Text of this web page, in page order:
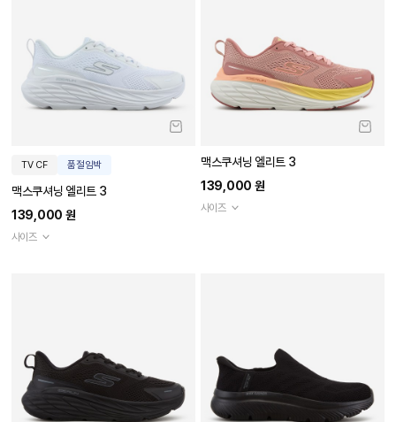
TV CF 품절임박
맥스쿠셔닝 엘리트 3
139,000 원
사이즈
맥스쿠셔닝 엘리트 3
139,000 원
사이즈